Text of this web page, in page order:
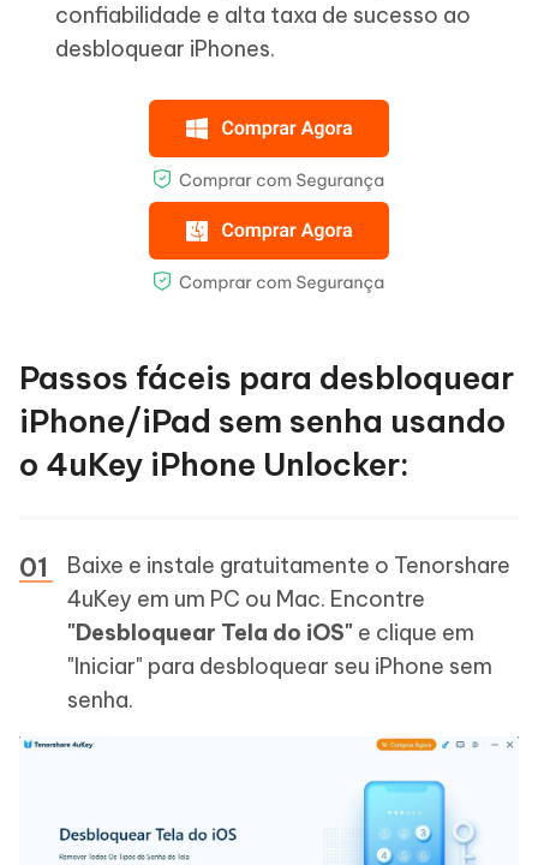
confiabilidade e alta taxa de sucesso ao
desbloquear iPhones.
Passos fáceis para desbloquear
iPhone/iPad sem senha usando
o 4uKey iPhone Unlocker:
Baixe e instale gratuitamente o Tenorshare
4uKey em um PC ou Mac. Encontre
"Desbloquear Tela do iOS" e clique em
"Iniciar" para desbloquear seu iPhone sem
senha.